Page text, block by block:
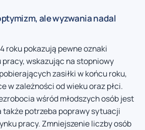
ale wyzwania nadal
roku pokazują pewne oznaki
wskazując na stopniowy
zasiłki w końcu roku,
w zależności od wieku oraz płci.
wśród młodszych osób jest
także potrzeba poprawy sytuacji
pracy. Zmniejszenie liczby osób